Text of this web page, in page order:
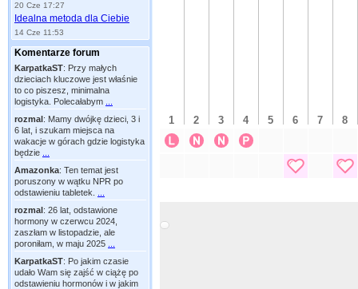
20 Cze 17:27
Idealna metoda dla Ciebie
14 Cze 11:53
Komentarze forum
KarpatkaST: Przy małych
dzieciach kluczowe jest właśnie
to co piszesz, minimalna
logistyka. Polecałabym
rozmal: Mamy dwójkę dzieci, 3 i
6 lat, i szukam miejsca na
wakacje w górach gdzie logistyka
będzie
Amazonka: Ten temat jest
poruszony w wątku NPR po
odstawieniu tabletek.
rozmal: 26 lat, odstawione
hormony w czerwcu 2024,
zaszłam w listopadzie, ale
poroniłam, w maju 2025
KarpatkaST: Po jakim czasie
udało Wam się zajść w ciążę po
odstawieniu hormonów i w jakim